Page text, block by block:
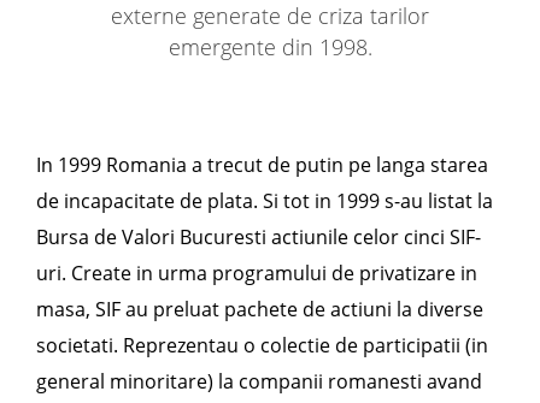
externe generate de criza tarilor
emergente din 1998.
In 1999 Romania a trecut de putin pe langa starea
de incapacitate de plata. Si tot in 1999 s-au listat la
Bursa de Valori Bucuresti actiunile celor cinci SIF-
uri. Create in urma programului de privatizare in
masa, SIF au preluat pachete de actiuni la diverse
societati. Reprezentau o colectie de participatii (in
general minoritare) la companii romanesti avand